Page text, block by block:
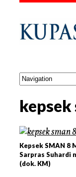
kepsek
Kepsek SMAN 8
Sarpras Suhardi
(dok. KM)